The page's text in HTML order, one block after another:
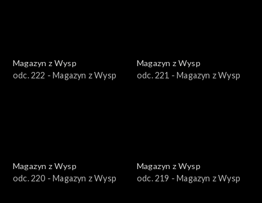
Magazyn z Wysp
odc. 222 - Magazyn z Wysp
Magazyn z Wysp
odc. 221 - Magazyn z Wysp
Magazyn z Wysp
odc. 220 - Magazyn z Wysp
Magazyn z Wysp
odc. 219 - Magazyn z Wysp